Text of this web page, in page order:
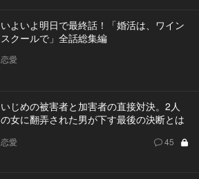
いよいよ明日で最終話！「婚活は、ワイン
スクールで」全話総集編
恋愛
いじめの被害者と加害者の直接対決。2人
の女に翻弄された男が下す最後の決断とは
恋愛 45